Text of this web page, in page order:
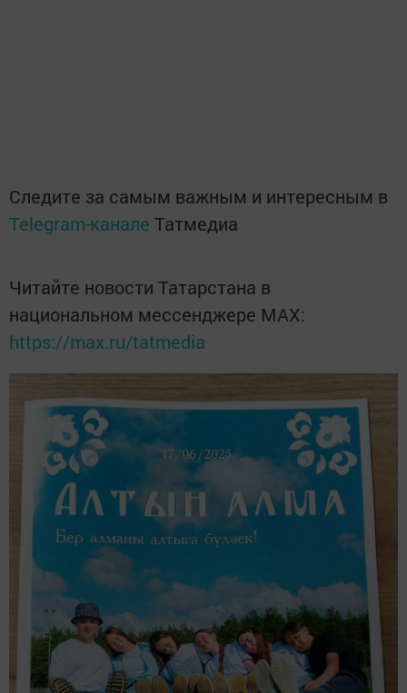
Следите за самым важным и интересным в
Telegram-канале Татмедиа
Читайте новости Татарстана в
национальном мессенджере MАХ:
https://max.ru/tatmedia